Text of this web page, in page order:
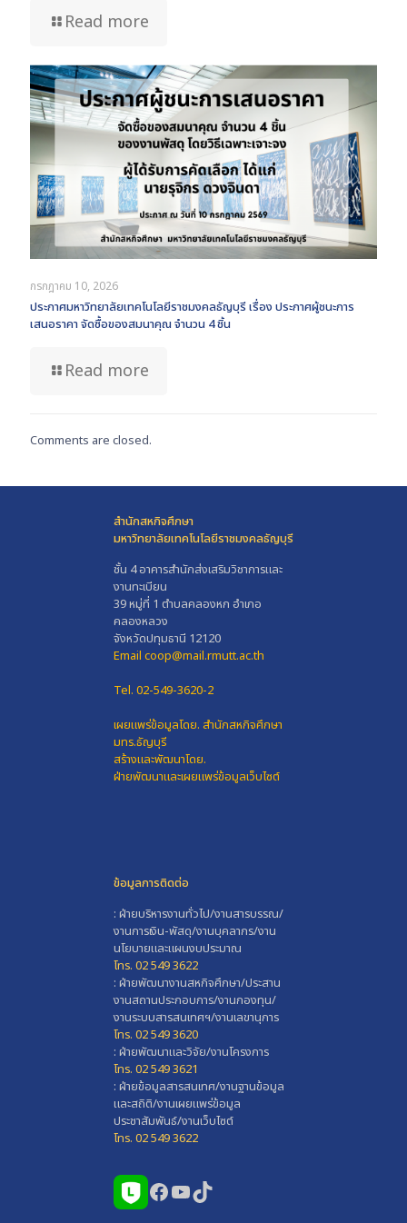
Read more
กรกฎาคม 10, 2026
ประกาศมหาวิทยาลัยเทคโนโลยีราชมงคลธัญบุรี เรื่อง ประกาศผู้ชนะการ
เสนอราคา จัดซื้อของสมนาคุณ จำนวน 4 ชิ้น
Read more
Comments are closed.
สำนักสหกิจศึกษา
มหาวิทยาลัยเทคโนโลยีราชมงคลธัญบุรี
ชั้น 4 อาคารสำนักส่งเสริมวิชาการและ
งานทะเบียน
39 หมู่ที่ 1 ตำบลคลองหก อำเภอ
คลองหลวง
จังหวัดปทุมธานี 12120
Email coop@mail.rmutt.ac.th
Tel. 02-549-3620-2
เผยแพร่ข้อมูลโดย. สำนักสหกิจศึกษา
มทร.ธัญบุรี
สร้างและพัฒนาโดย.
ฝ่ายพัฒนาและเผยแพร่ข้อมูลเว็บไซต์
ข้อมูลการติดต่อ
: ฝ่ายบริหารงานทั่วไป/งานสารบรรณ/
งานการเงิน-พัสดุ/งานบุคลากร/งาน
นโยบายและแผนงบประมาณ
โทร. 02 549 3622
: ฝ่ายพัฒนางานสหกิจศึกษา/ประสาน
งานสถานประกอบการ/งานกองทุน/
งานระบบสารสนเทศฯ/งานเลขานุการ
โทร. 02 549 3620
: ฝ่ายพัฒนาและวิจัย/งานโครงการ
โทร. 02 549 3621
: ฝ่ายข้อมูลสารสนเทศ/งานฐานข้อมูล
และสถิติ/งานเผยแพร่ข้อมูล
ประชาสัมพันธ์/งานเว็บไซต์
โทร. 02 549 3622
Facebook
YouTube
TikTok